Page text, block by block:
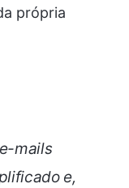
própria
mails
e,